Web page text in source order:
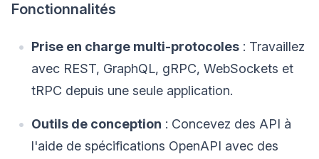
Fonctionnalités
Prise en charge multi-protocoles : Travaillez
avec REST, GraphQL, gRPC, WebSockets et
tRPC depuis une seule application.
Outils de conception : Concevez des API à
l'aide de spécifications OpenAPI avec des